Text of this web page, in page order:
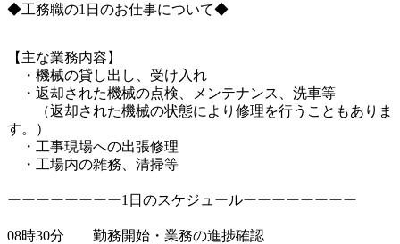
◆工務職の1日のお仕事について◆
【主な業務内容】
・機械の貸し出し、受け入れ
・返却された機械の点検、メンテナンス、洗車等
（返却された機械の状態により修理を行うこともありま
す。）
・工事現場への出張修理
・工場内の雑務、清掃等
ーーーーーーーー1日のスケジュールーーーーーーーー
08時30分　　勤務開始・業務の進捗確認